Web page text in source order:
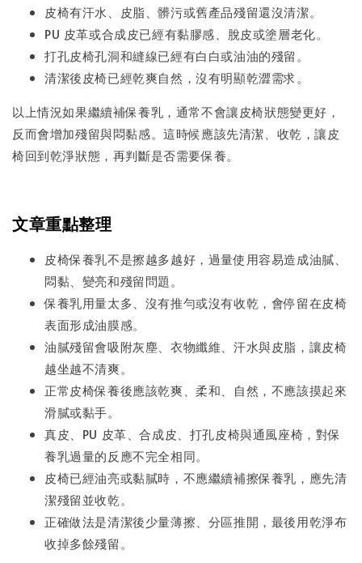
皮椅有汗水、皮脂、髒污或舊產品殘留還沒清潔。
PU 皮革或合成皮已經有黏膠感、脫皮或塗層老化。
打孔皮椅孔洞和縫線已經有白白或油油的殘留。
清潔後皮椅已經乾爽自然，沒有明顯乾澀需求。
以上情況如果繼續補保養乳，通常不會讓皮椅狀態變更好，
反而會增加殘留與悶黏感。這時候應該先清潔、收乾，讓皮
椅回到乾淨狀態，再判斷是否需要保養。
文章重點整理
皮椅保養乳不是擦越多越好，過量使用容易造成油膩、
悶黏、變亮和殘留問題。
保養乳用量太多、沒有推勻或沒有收乾，會停留在皮椅
表面形成油膜感。
油膩殘留會吸附灰塵、衣物纖維、汗水與皮脂，讓皮椅
越坐越不清爽。
正常皮椅保養後應該乾爽、柔和、自然，不應該摸起來
滑膩或黏手。
真皮、PU 皮革、合成皮、打孔皮椅與通風座椅，對保
養乳過量的反應不完全相同。
皮椅已經油亮或黏膩時，不應繼續補擦保養乳，應先清
潔殘留並收乾。
正確做法是清潔後少量薄擦、分區推開，最後用乾淨布
收掉多餘殘留。